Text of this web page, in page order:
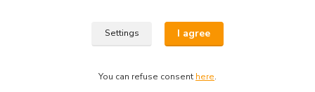
Settings I agree
You can refuse consent here.